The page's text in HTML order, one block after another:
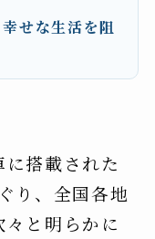
せな生活を阻
搭載された
り、全国各地
と明らかに